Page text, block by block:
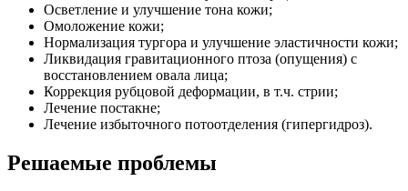
Осветление и улучшение тона кожи;
Омоложение кожи;
Нормализация тургора и улучшение эластичности кожи;
Ликвидация гравитационного птоза (опущения) с
восстановлением овала лица;
Коррекция рубцовой деформации, в т.ч. стрии;
Лечение постакне;
Лечение избыточного потоотделения (гипергидроз).
Решаемые проблемы